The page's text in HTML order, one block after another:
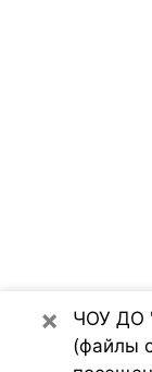
ЧОУ ДО
(файлы
×